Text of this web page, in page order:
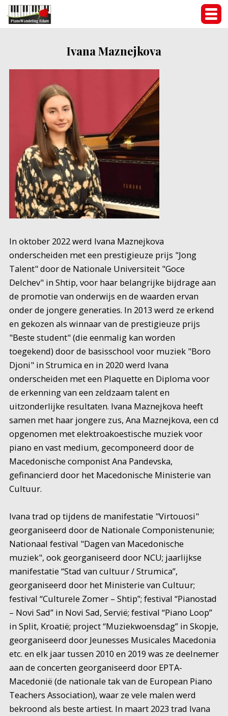
Ivana Maznejkova
In oktober 2022 werd Ivana Maznejkova
onderscheiden met een prestigieuze prijs "Jong
Talent" door de Nationale Universiteit "Goce
Delchev" in Shtip, voor haar belangrijke bijdrage aan
de promotie van onderwijs en de waarden ervan
onder de jongere generaties. In 2013 werd ze erkend
en gekozen als winnaar van de prestigieuze prijs
"Beste student" (die eenmalig kan worden
toegekend) door de basisschool voor muziek "Boro
Djoni" in Strumica en in 2020 werd Ivana
onderscheiden met een Plaquette en Diploma voor
de erkenning van een zeldzaam talent en
uitzonderlijke resultaten. Ivana Maznejkova heeft
samen met haar jongere zus, Ana Maznejkova, een cd
opgenomen met elektroakoestische muziek voor
piano en vast medium, gecomponeerd door de
Macedonische componist Ana Pandevska,
gefinancierd door het Macedonische Ministerie van
Cultuur.
Ivana trad op tijdens de manifestatie "Virtouosi"
georganiseerd door de Nationale Componistenunie;
Nationaal festival "Dagen van Macedonische
muziek", ook georganiseerd door NCU; jaarlijkse
manifestatie “Stad van cultuur / Strumica”,
georganiseerd door het Ministerie van Cultuur;
festival “Culturele Zomer – Shtip”; festival “Pianostad
– Novi Sad” in Novi Sad, Servië; festival “Piano Loop”
in Split, Kroatië; project “Muziekwoensdag” in Skopje,
georganiseerd door Jeunesses Musicales Macedonia
etc. en elk jaar tussen 2010 en 2019 was ze deelnemer
aan de concerten georganiseerd door EPTA-
Macedonië (de nationale tak van de European Piano
Teachers Association), waar ze vele malen werd
bekroond als beste artiest. In maart 2023 trad Ivana